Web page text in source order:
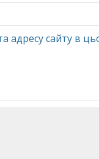
адресу сайту в